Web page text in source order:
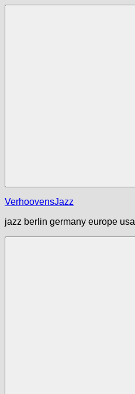
Zum
VerhoovensJazz
jazz berlin germany europe usa